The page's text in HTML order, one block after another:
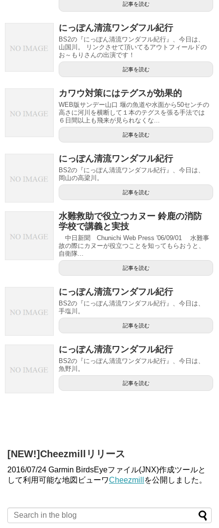
記事を読む
にっぽん清流ワンダフル紀行
BS2の『にっぽん清流ワンダフル紀行』、今日は、
山国川。 リンクさせて頂いてるアウトフィールドの
お～もりさんの出演です！
記事を読む
カワウ対策にはテグスが効果的
WEB版サンデー山口 堰の魚道や水面から50センチの
高さに河川を横断して１本のテグスを張る手法では
６日間以上も飛来が見られなくな...
記事を読む
にっぽん清流ワンダフル紀行
BS2の『にっぽん清流ワンダフル紀行』、今日は、
岡山の高梁川。
記事を読む
水難救助で役立つカヌー 鈴鹿の消防
学校で講義と実技
中日新聞 Chunichi Web Press '06/09/01 水難事
故の際にカヌーが役立つことを知ってもらおうと、
自衛隊...
記事を読む
にっぽん清流ワンダフル紀行
BS2の『にっぽん清流ワンダフル紀行』、今日は、
手塩川。
記事を読む
にっぽん清流ワンダフル紀行
BS2の『にっぽん清流ワンダフル紀行』、今日は、
魚野川。
記事を読む
[NEW!]Cheezmillリリース
2016/07/24 Garmin BirdsEyeファイル(JNX)作成ツールと
して利用可能な地図ビューワCheezmill を公開しました。